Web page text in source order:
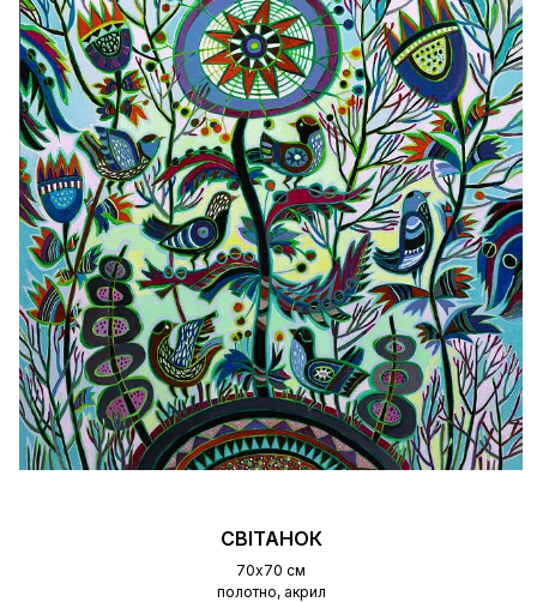
СВІТАНОК
70х70 см
полотно, акрил